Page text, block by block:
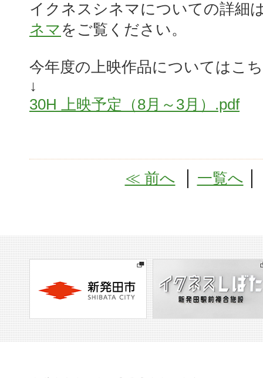
イクネスシネマについての詳細
ネマ をご覧ください。
今年度の上映作品についてはこ
↓
30H 上映予定（8月～3月）.pdf
≪ 前へ 一覧へ